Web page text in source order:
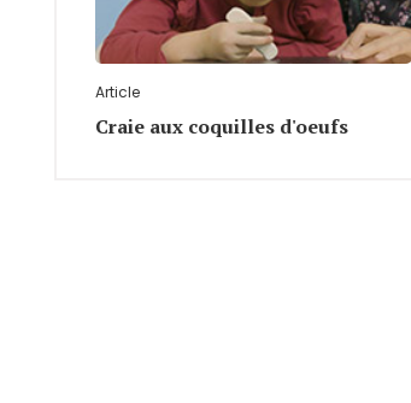
Article
Craie aux coquilles d'oeufs